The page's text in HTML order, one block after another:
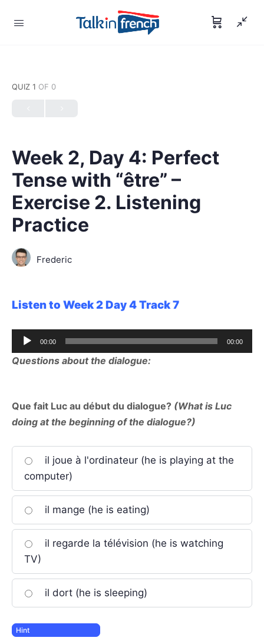
QUIZ 1 OF 0
Week 2, Day 4: Perfect
Tense with “être” –
Exercise 2. Listening
Practice
Frederic
Listen to Week 2 Day 4 Track 7
Audio
Player
00:00 00:00
Questions about the dialogue:
Que fait Luc au début du dialogue? (What is Luc
doing at the beginning of the dialogue?)
il joue à l'ordinateur (he is playing at the
computer)
il mange (he is eating)
il regarde la télévision (he is watching
TV)
il dort (he is sleeping)